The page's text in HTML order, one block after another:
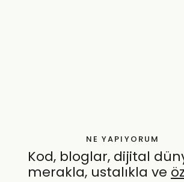
NE YAPIYORUM
Kod, bloglar, dijital
merakla, ustalıkla ve